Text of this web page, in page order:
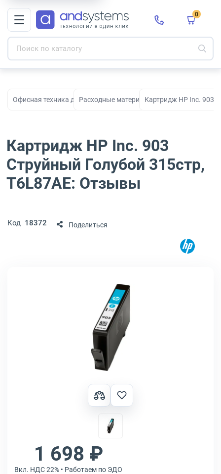
0
Офисная техника для печати, сканирования и
Расходные материалы для принтеров и
Картридж HP Inc. 903
Картридж HP Inc. 903
Струйный Голубой 315стр,
T6L87AE: Отзывы
Код 18372 Поделиться
1 698 ₽
Вкл. НДС 22% • Работаем по ЭДО